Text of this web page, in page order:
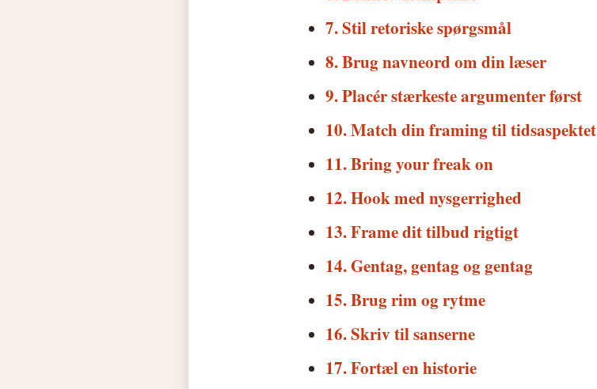
7. Stil retoriske spørgsmål
8. Brug navneord om din læser
9. Placér stærkeste argumenter først
10. Match din framing til tidsaspektet
11. Bring your freak on
12. Hook med nysgerrighed
13. Frame dit tilbud rigtigt
14. Gentag, gentag og gentag
15. Brug rim og rytme
16. Skriv til sanserne
17. Fortæl en historie